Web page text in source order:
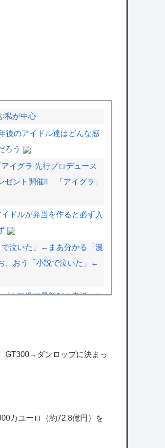
私が中心
後のアイドル達はどんな感
ろう
アイグラ 先行プロデュース
ゼント開催!! 「アイグラ」
イドルが弁当を作ると必ず入
で泣いた」←まあ分かる「漫
、おう「小説で泣いた」←
人気漫画最新刊の表紙、ヤ
イムきらら編集部、みい山
GT300→ダンロップに決まっ
万ユーロ（約72.8億円）を